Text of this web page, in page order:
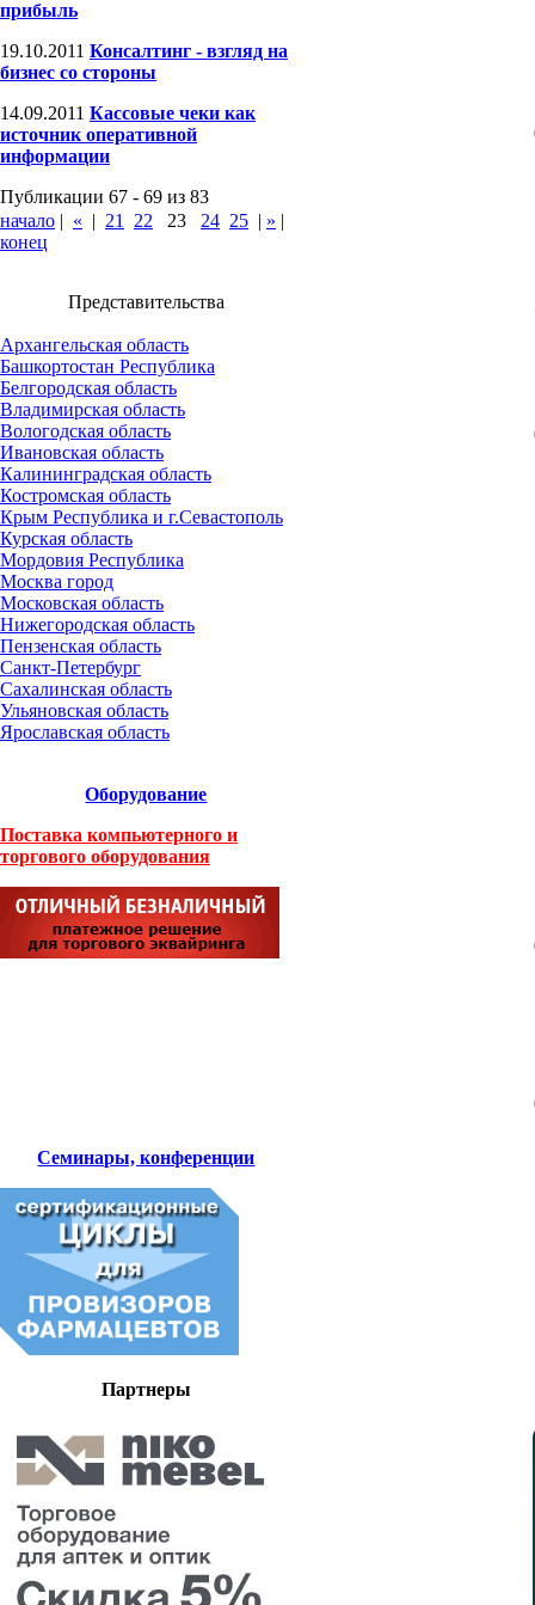
прибыль
19.10.2011 Консалтинг - взгляд на
бизнес со стороны
14.09.2011 Кассовые чеки как
источник оперативной
информации
Публикации 67 - 69 из 83
начало | « | 21 22 23 24 25 | » |
конец
Представительства
Архангельская область
Башкортостан Республика
Белгородская область
Владимирская область
Вологодская область
Ивановская область
Калининградская область
Костромская область
Крым Республика и г.Севастополь
Курская область
Мордовия Республика
Москва город
Московская область
Нижегородская область
Пензенская область
Санкт-Петербург
Сахалинская область
Ульяновская область
Ярославская область
Оборудование
Поставка компьютерного и
торгового оборудования
Семинары, конференции
Партнеры